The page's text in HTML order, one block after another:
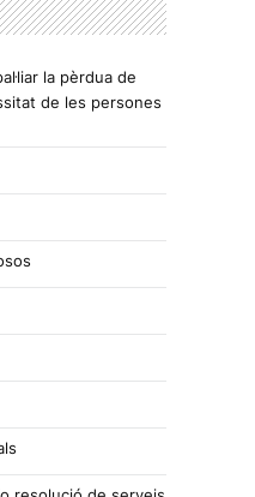
la pèrdua de
de les persones